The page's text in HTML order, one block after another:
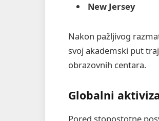
New Jersey
Nakon pažljivog
svoj akademski put
obrazovnih centara.
Globalni
Pored stopostotne